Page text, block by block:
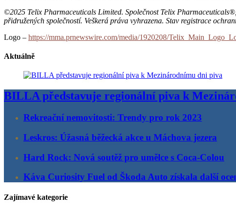
©2025 Telix Pharmaceuticals Limited. Společnost Telix
přidružených společností. Veškerá práva vyhrazena. Stav registrace
Logo – https://mma.prnewswire.com/media/1920208/
Aktuálně
BILLA představuje regionální piva k
Rekreační nemovitosti: Trendy pro rok 2023
Leskros: Úžasná běžecká akce u Máchova jezera
Hard Rock: Nová soutěž pro umělce s Coca-Colou
Káva Curiosity Fuel od Škoda Auto získala další
Zajímavé kategorie